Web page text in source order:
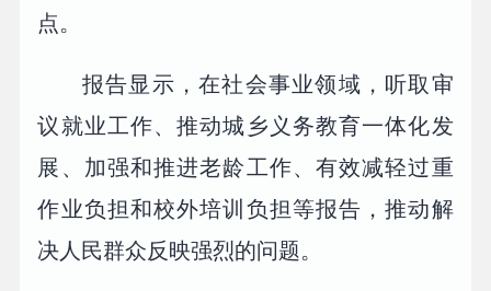
点。
报告显示，在社会事业领域，听取审
议就业工作、推动城乡义务教育一体化发
展、加强和推进老龄工作、有效减轻过重
作业负担和校外培训负担等报告，推动解
决人民群众反映强烈的问题。